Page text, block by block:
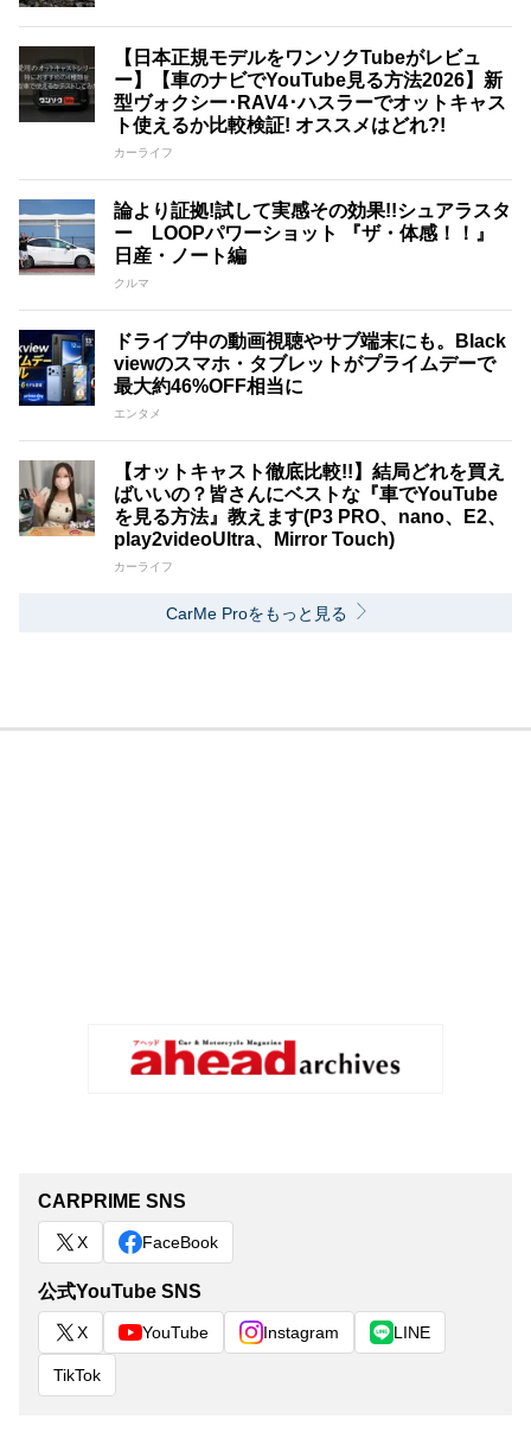
【日本正規モデルをワンソクTubeがレビュ
ー】【車のナビでYouTube見る方法2026】新
型ヴォクシー･RAV4･ハスラーでオットキャス
ト使えるか比較検証! オススメはどれ?!
カーライフ
論より証拠!試して実感その効果!!シュアラスタ
ー LOOPパワーショット 『ザ・体感！！』
日産・ノート編
クルマ
ドライブ中の動画視聴やサブ端末にも。Black
viewのスマホ・タブレットがプライムデーで
最大約46%OFF相当に
エンタメ
【オットキャスト徹底比較!!】結局どれを買え
ばいいの？皆さんにベストな『車でYouTube
を見る方法』教えます(P3 PRO、nano、E2、
play2videoUltra、Mirror Touch)
カーライフ
CarMe Proをもっと見る
CARPRIME SNS
X FaceBook
公式YouTube SNS
X YouTube Instagram LINE
TikTok